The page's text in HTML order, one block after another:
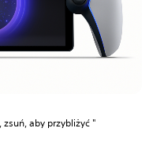
aby przybliżyć "